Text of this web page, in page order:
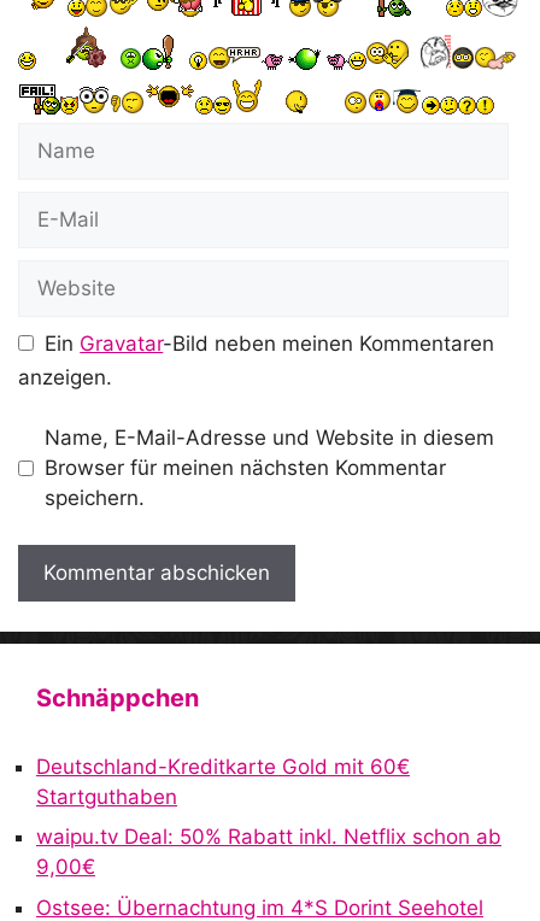
Mail
Ein Gravatar-Bild neben meinen Kommentaren
anzeigen.
Name, E-Mail-Adresse und Website in diesem
Browser für meinen nächsten Kommentar
speichern.
A
n
t
Schnäppchen
Deutschland-Kreditkarte Gold mit 60€
Startguthaben
waipu.tv Deal: 50% Rabatt inkl. Netflix schon ab
9,00€
Ostsee: Übernachtung im 4*S Dorint Seehotel